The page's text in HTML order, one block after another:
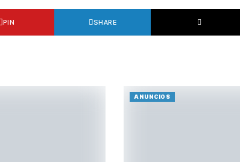
PIN SHARE
ANUNCIOS